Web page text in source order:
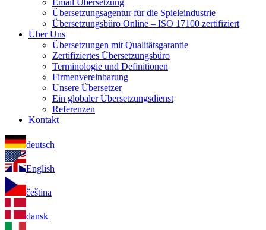
Email Übersetzung
Übersetzungsagentur für die Spieleindustrie
Übersetzungsbüro Online – ISO 17100 zertifiziert
Über Uns
Übersetzungen mit Qualitätsgarantie
Zertifiziertes Übersetzungsbüro
Terminologie und Definitionen
Firmenvereinbarung
Unsere Übersetzer
Ein globaler Übersetzungsdienst
Referenzen
Kontakt
deutsch
English
čeština
dansk